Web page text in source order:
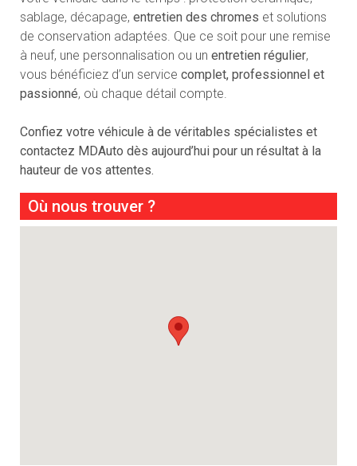
sablage, décapage, entretien des chromes et solutions
de conservation adaptées. Que ce soit pour une remise
à neuf, une personnalisation ou un entretien régulier,
vous bénéficiez d’un service complet, professionnel et
passionné, où chaque détail compte.
Confiez votre véhicule à de véritables spécialistes et
contactez MDAuto dès aujourd’hui pour un résultat à la
hauteur de vos attentes.
Où nous trouver ?